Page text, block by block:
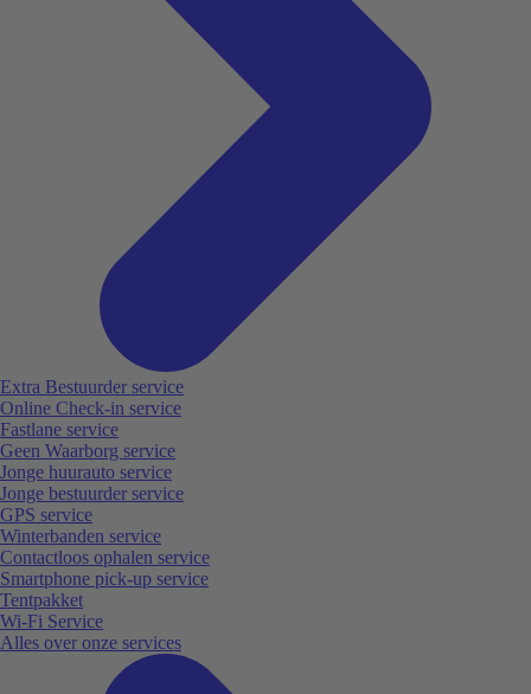
Extra Bestuurder service
Online Check-in service
Fastlane service
Geen Waarborg service
Jonge huurauto service
Jonge bestuurder service
GPS service
Winterbanden service
Contactloos ophalen service
Smartphone pick-up service
Tentpakket
Wi-Fi Service
Alles over onze services